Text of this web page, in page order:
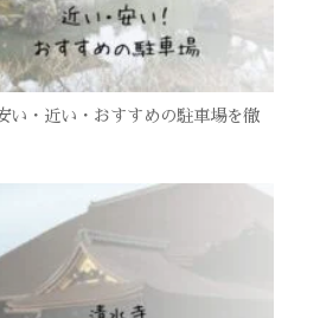
い・近い・おすすめの駐車場を徹